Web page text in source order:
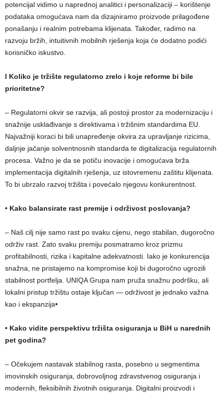
potencijal vidimo u naprednoj analitici i personalizaciji – korištenje
podataka omogućava nam da dizajniramo proizvode prilagođene
ponašanju i realnim potrebama klijenata. Također, radimo na
razvoju bržih, intuitivnih mobilnih rješenja koja će dodatno podići
korisničko iskustvo.
l Koliko je tržište regulatorno zrelo i koje reforme bi bile
prioritetne?
– Regulatorni okvir se razvija, ali postoji prostor za modernizaciju i
snažnije usklađivanje s direktivama i tržišnim standardima EU.
Najvažniji koraci bi bili unapređenje okvira za upravljanje rizicima,
daljnje jačanje solventnosnih standarda te digitalizacija regulatornih
procesa. Važno je da se potiču inovacije i omogućava brža
implementacija digitalnih rješenja, uz istovremenu zaštitu klijenata.
To bi ubrzalo razvoj tržišta i povećalo njegovu konkurentnost.
• Kako balansirate rast premije i održivost poslovanja?
– Naš cilj nije samo rast po svaku cijenu, nego stabilan, dugoročno
održiv rast. Zato svaku premiju posmatramo kroz prizmu
profitabilnosti, rizika i kapitalne adekvatnosti. Iako je konkurencija
snažna, ne pristajemo na kompromise koji bi dugoročno ugrozili
stabilnost portfelja. UNIQA Grupa nam pruža snažnu podršku, ali
lokalni pristup tržištu ostaje ključan — održivost je jednako važna
kao i ekspanzija•
• Kako vidite perspektivu tržišta osiguranja u BiH u narednih
pet godina?
– Očekujem nastavak stabilnog rasta, posebno u segmentima
imovinskih osiguranja, dobrovoljnog zdravstvenog osiguranja i
modernih, fleksibilnih životnih osiguranja. Digitalni proizvodi i